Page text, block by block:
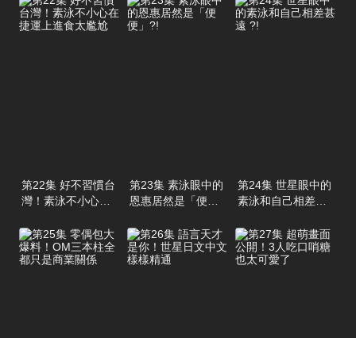
第22集 好不習慣台
灣！素泳不小心在
第23集 素泳眼中的
恩惠居然是「便
第24集 世星眼中的
素泳和自己相差甚